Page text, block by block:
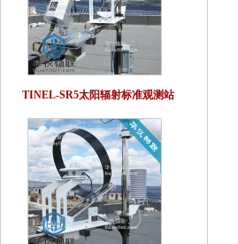
TINEL-SR5太阳辐射标准观测站